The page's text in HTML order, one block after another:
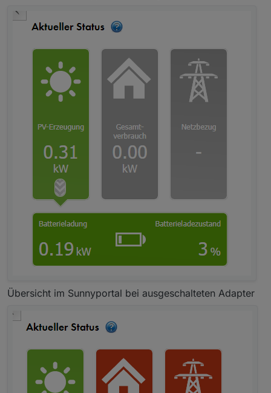
Übersicht im Sunnyportal bei ausgeschalteten Adapter